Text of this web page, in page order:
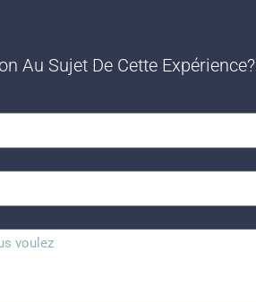
Au Sujet De Cette Expérience?